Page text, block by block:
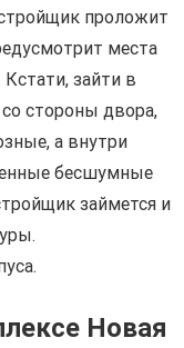
проложит
места
зайти в
стороны двора,
а внутри
бесшумные
займется и
Новая